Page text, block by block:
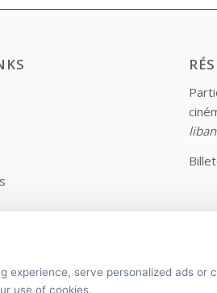
experience, serve personalized ads or
use of cookies.